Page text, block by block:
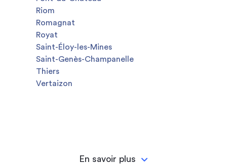
Riom
Romagnat
Royat
Saint-Éloy-les-Mines
Saint-Genès-Champanelle
Thiers
Vertaizon
En savoir plus